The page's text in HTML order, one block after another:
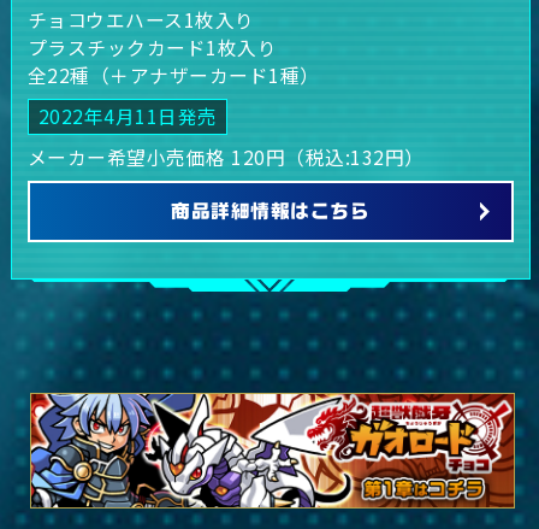
チョコウエハース1枚入り
プラスチックカード1枚入り
全22種（＋アナザーカード1種）
2022年4月11日発売
メーカー希望小売価格 120円（税込:132円）
商品詳細情報はこちら